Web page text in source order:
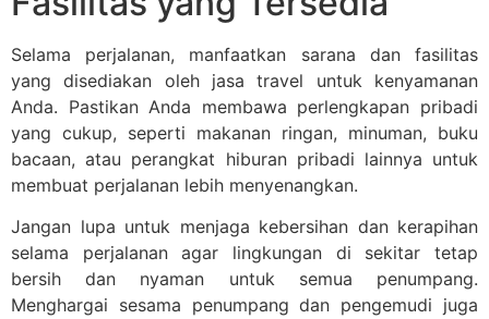
Selama perjalanan, manfaatkan sarana dan fasilitas
yang disediakan oleh jasa travel untuk kenyamanan
Anda. Pastikan Anda membawa perlengkapan pribadi
yang cukup, seperti makanan ringan, minuman, buku
bacaan, atau perangkat hiburan pribadi lainnya untuk
membuat perjalanan lebih menyenangkan.
Jangan lupa untuk menjaga kebersihan dan kerapihan
selama perjalanan agar lingkungan di sekitar tetap
bersih dan nyaman untuk semua penumpang.
Menghargai sesama penumpang dan pengemudi juga